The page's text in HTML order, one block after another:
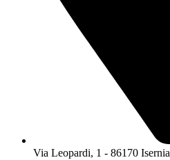
Via Leopardi, 1 - 86170 Isernia